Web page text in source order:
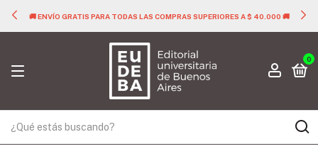
🚚 ENVÍO GRATIS PARA TODAS LAS COMPRAS SUPERIORES A $ 40.000 🚚
0